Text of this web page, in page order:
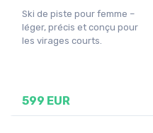
Ski de piste pour femme –
léger, précis et conçu pour
les virages courts.
599 EUR